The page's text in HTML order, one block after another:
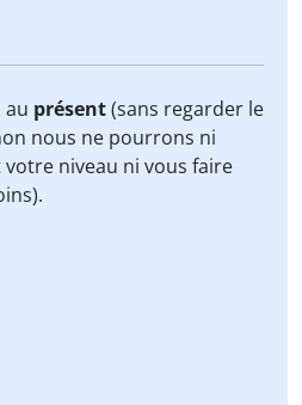
au présent(sans regarder le
nous ne pourrons ni
niveau ni vous faire